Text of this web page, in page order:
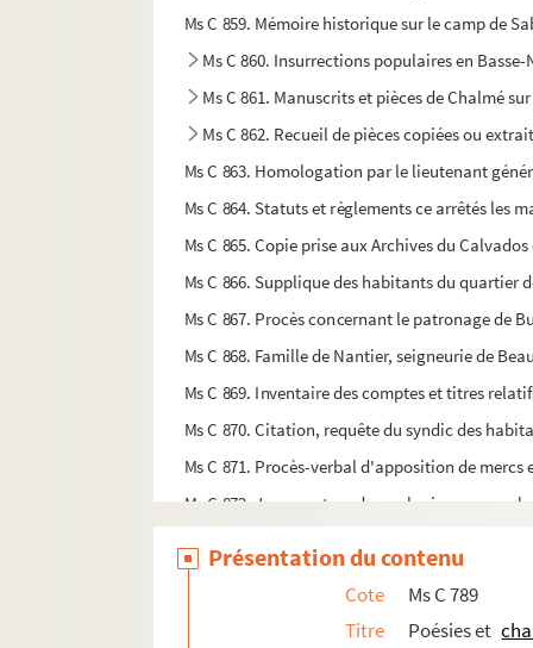
Ms C 859. Mémoire historique sur le camp de
Ms C 860. Insurrections populaires en
Ms C 861. Manuscrits et pièces de Chalmé
Ms C 862. Recueil de pièces copiées ou
Ms C 863. Homologation par le lieutenant
Ms C 864. Statuts et règlements ce arrêtés les
Ms C 865. Copie prise aux Archives du
Ms C 866. Supplique des habitants du quartier
Ms C 867. Procès concernant le patronage de
Ms C 868. Famille de Nantier, seigneurie de
Ms C 869. Inventaire des comptes et titres
Ms C 870. Citation, requête du syndic des
Ms C 871. Procès-verbal d'apposition de
Ms C 872. Jugement rendu par les juges
Ms C 874. Pièces concernant Paul David
Présentation du contenu
Cote
Ms C 789
Titre
Poésies et